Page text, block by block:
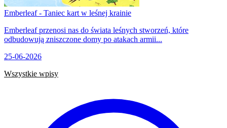
Emberleaf - Taniec kart w leśnej krainie
Emberleaf przenosi nas do świata leśnych stworzeń, które
odbudowują zniszczone domy po atakach armii...
25-06-2026
Wszystkie wpisy